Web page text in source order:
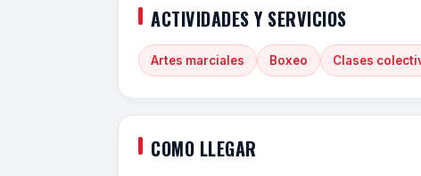
ACTIVIDADES Y SERVICIOS
Artes marciales Boxeo Clases
COMO LLEGAR